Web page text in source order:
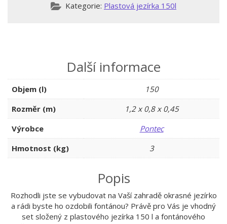
Kategorie: Plastová jezírka 150l
Další informace
Objem (l)
150
Rozměr (m)
1,2 x 0,8 x 0,45
Výrobce
Pontec
Hmotnost (kg)
3
Popis
Rozhodli jste se vybudovat na Vaší zahradě okrasné jezírko
a rádi byste ho ozdobili fontánou? Právě pro Vás je vhodný
set složený z plastového jezírka 150 l a fontánového